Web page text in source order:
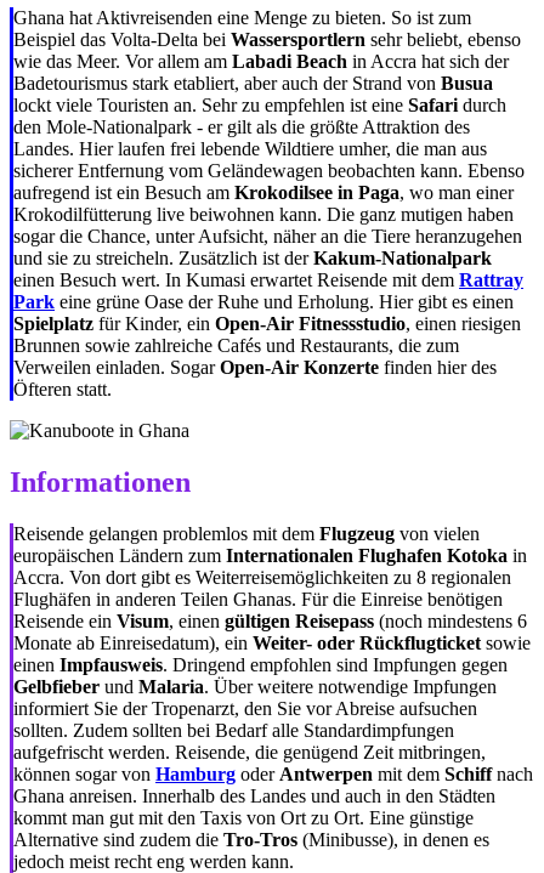
Ghana hat Aktivreisenden eine Menge zu bieten. So ist zum
Beispiel das Volta-Delta bei Wassersportlern sehr beliebt, ebenso
wie das Meer. Vor allem am Labadi Beach in Accra hat sich der
Badetourismus stark etabliert, aber auch der Strand von Busua
lockt viele Touristen an. Sehr zu empfehlen ist eine Safari durch
den Mole-Nationalpark - er gilt als die größte Attraktion des
Landes. Hier laufen frei lebende Wildtiere umher, die man aus
sicherer Entfernung vom Geländewagen beobachten kann. Ebenso
aufregend ist ein Besuch am Krokodilsee in Paga, wo man einer
Krokodilfütterung live beiwohnen kann. Die ganz mutigen haben
sogar die Chance, unter Aufsicht, näher an die Tiere heranzugehen
und sie zu streicheln. Zusätzlich ist derKakum-Nationalpark
einen Besuch wert. In Kumasi erwartet Reisende mit dem Rattray
Park eine grüne Oase der Ruhe und Erholung. Hier gibt es einen
Spielplatz für Kinder, ein Open-Air Fitnessstudio, einen riesigen
Brunnen sowie zahlreiche Cafés und Restaurants, die zum
Verweilen einladen. SogarOpen-Air Konzerte finden hier des
Öfteren statt.
Informationen
Reisende gelangen problemlos mit dem Flugzeug von vielen
europäischen Ländern zum Internationalen Flughafen Kotoka in
Accra. Von dort gibt es Weiterreisemöglichkeiten zu 8 regionalen
Flughäfen in anderen Teilen Ghanas. Für die Einreise benötigen
Reisende ein Visum, einen gültigen Reisepass (noch mindestens 6
Monate ab Einreisedatum), ein Weiter- oder Rückflugticket sowie
einen Impfausweis. Dringend empfohlen sind Impfungen gegen
Gelbfieber und Malaria. Über weitere notwendige Impfungen
informiert Sie der Tropenarzt, den Sie vor Abreise aufsuchen
sollten. Zudem sollten bei Bedarf alle Standardimpfungen
aufgefrischt werden. Reisende, die genügend Zeit mitbringen,
können sogar von Hamburg oder Antwerpen mit dem Schiffnach
Ghana anreisen. Innerhalb des Landes und auch in den Städten
kommt man gut mit den Taxis von Ort zu Ort. Eine günstige
Alternative sind zudem die Tro-Tros (Minibusse), in denen es
jedoch meist recht eng werden kann.